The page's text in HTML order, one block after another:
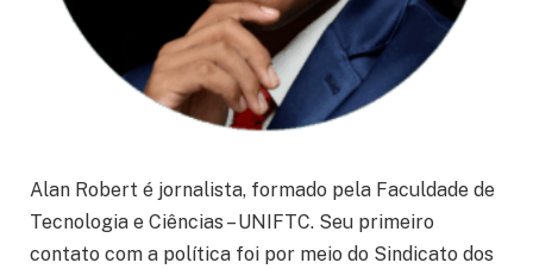
Alan Robert é jornalista, formado pela Faculdade de
Tecnologia e Ciências – UNIFTC. Seu primeiro
contato com a política foi por meio do Sindicato dos